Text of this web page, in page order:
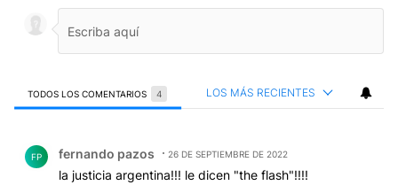
TODOS LOS COMENTARIOS 4 LOS MÁS RECIENTES
FP fernando pazos 26 DE SEPTIEMBRE DE 2022
la justicia argentina!!! le dicen "the flash"!!!!